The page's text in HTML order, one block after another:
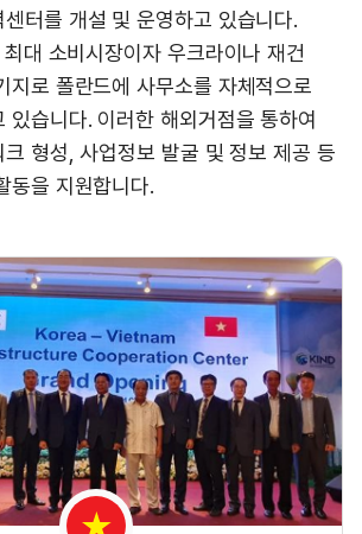
터를 개설 및 운영하고 있습니다.
대 소비시장이자 우크라이나 재건
지로 폴란드에 사무소를 자체적으로
있습니다. 이러한 해외거점을 통하여
형성, 사업정보 발굴 및 정보 제공 등
동을 지원합니다.